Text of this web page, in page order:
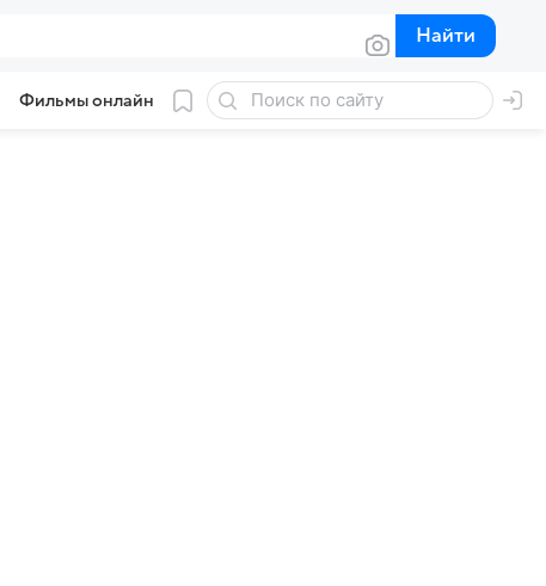
Найти
Найти
Фильмы онлайн